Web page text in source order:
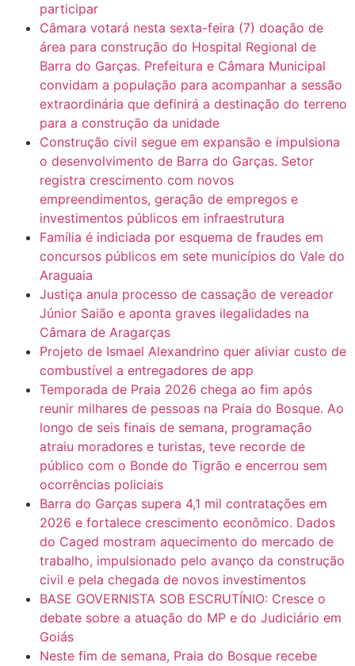
participar
Câmara votará nesta sexta-feira (7) doação de
área para construção do Hospital Regional de
Barra do Garças. Prefeitura e Câmara Municipal
convidam a população para acompanhar a sessão
extraordinária que definirá a destinação do terreno
para a construção da unidade
Construção civil segue em expansão e impulsiona
o desenvolvimento de Barra do Garças. Setor
registra crescimento com novos
empreendimentos, geração de empregos e
investimentos públicos em infraestrutura
Família é indiciada por esquema de fraudes em
concursos públicos em sete municípios do Vale do
Araguaia
Justiça anula processo de cassação de vereador
Júnior Saião e aponta graves ilegalidades na
Câmara de Aragarças
Projeto de Ismael Alexandrino quer aliviar custo de
combustível a entregadores de app
Temporada de Praia 2026 chega ao fim após
reunir milhares de pessoas na Praia do Bosque. Ao
longo de seis finais de semana, programação
atraiu moradores e turistas, teve recorde de
público com o Bonde do Tigrão e encerrou sem
ocorrências policiais
Barra do Garças supera 4,1 mil contratações em
2026 e fortalece crescimento econômico. Dados
do Caged mostram aquecimento do mercado de
trabalho, impulsionado pelo avanço da construção
civil e pela chegada de novos investimentos
BASE GOVERNISTA SOB ESCRUTÍNIO: Cresce o
debate sobre a atuação do MP e do Judiciário em
Goiás
Neste fim de semana, Praia do Bosque recebe